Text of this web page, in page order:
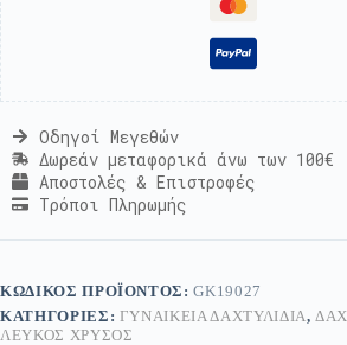
Οδηγοί Μεγεθών
Δωρεάν μεταφορικά άνω των 100€
Αποστολές & Επιστροφές
Τρόποι Πληρωμής
ΚΩΔΙΚΌΣ ΠΡΟΪΌΝΤΟΣ:GK19027
ΚΑΤΗΓΟΡΊΕΣ: ΓΥΝΑΙΚΕΊΑ ΔΑΧΤΥΛΊΔΙΑ,
ΛΕΥΚΌΣ ΧΡΥΣΌΣ